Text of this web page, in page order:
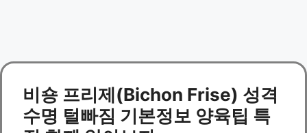
비숑 프리제(Bichon Frise) 성격
수명 털빠짐 기본정보 양육팁 특